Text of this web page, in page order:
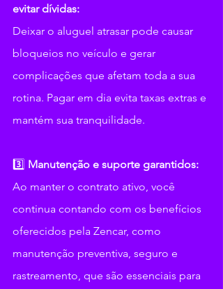
evitar dívidas:
Deixar o aluguel atrasar pode causar
bloqueios no veículo e gerar
complicações que afetam toda a sua
rotina. Pagar em dia evita taxas extras e
mantém sua tranquilidade.
3️⃣ Manutenção e suporte garantidos:
Ao manter o contrato ativo, você
continua contando com os benefícios
oferecidos pela Zencar, como
manutenção preventiva, seguro e
rastreamento, que são essenciais para